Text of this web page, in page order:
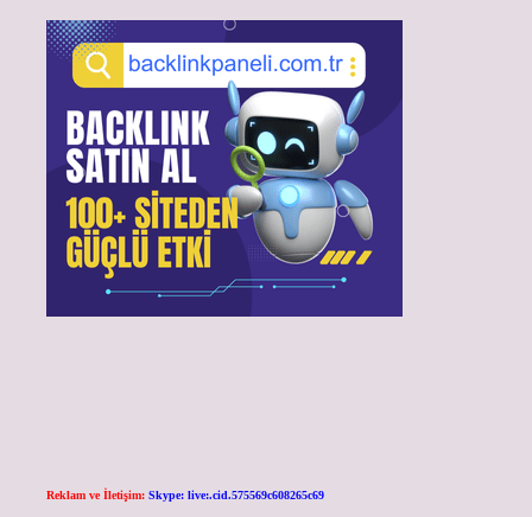
Reklam ve İletişim: Skype: live:.cid.575569c608265c69